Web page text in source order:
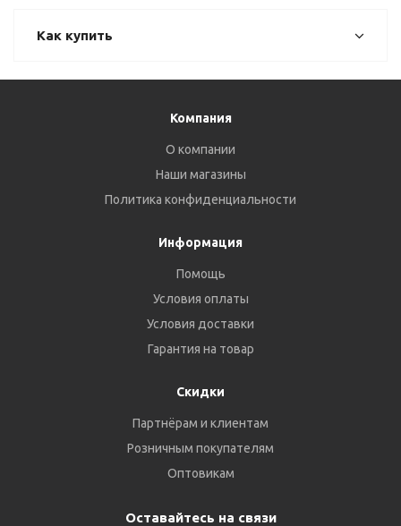
Как купить
Компания
О компании
Наши магазины
Политика конфиденциальности
Информация
Помощь
Условия оплаты
Условия доставки
Гарантия на товар
Скидки
Партнёрам и клиентам
Розничным покупателям
Оптовикам
Оставайтесь на связи